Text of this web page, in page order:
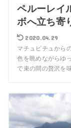
ペルーレイ
ボへ立ち寄
2020.04.29
マチュピチュから
色を眺めながらゆ
で束の間の贅沢を